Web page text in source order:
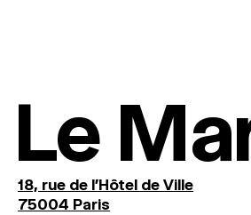
Le
18, rue de l'Hôtel de Ville
75004 Paris